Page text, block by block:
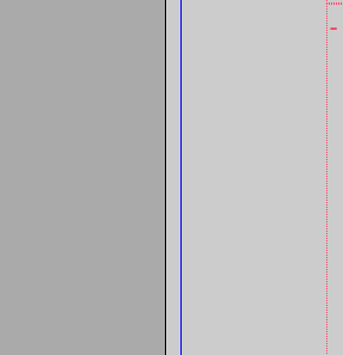
-